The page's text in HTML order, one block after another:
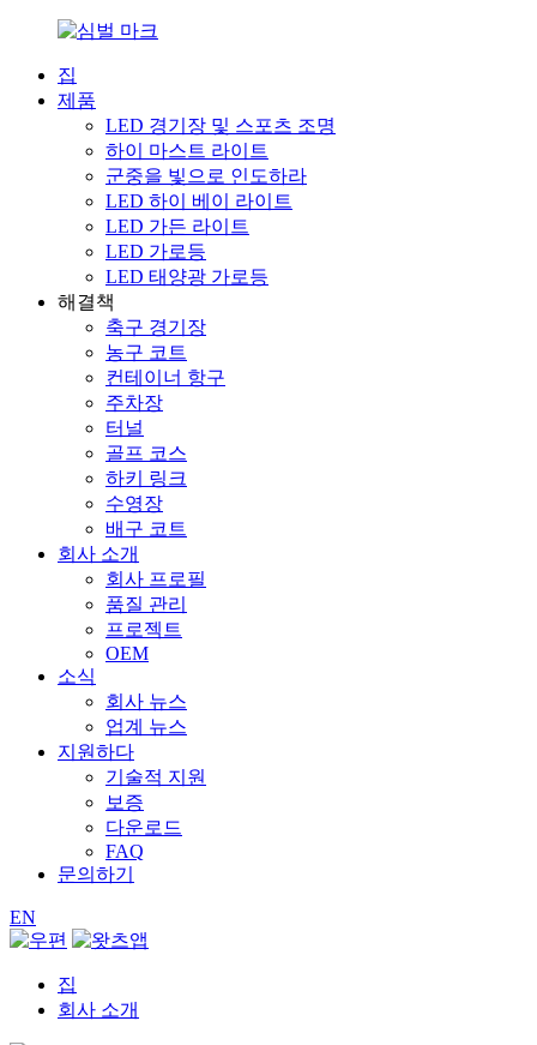
집
제품
LED 경기장 및 스포츠 조명
하이 마스트 라이트
군중을 빛으로 인도하라
LED 하이 베이 라이트
LED 가든 라이트
LED 가로등
LED 태양광 가로등
해결책
축구 경기장
농구 코트
컨테이너 항구
주차장
터널
골프 코스
하키 링크
수영장
배구 코트
회사 소개
회사 프로필
품질 관리
프로젝트
OEM
소식
회사 뉴스
업계 뉴스
지원하다
기술적 지원
보증
다운로드
FAQ
문의하기
EN
집
회사 소개